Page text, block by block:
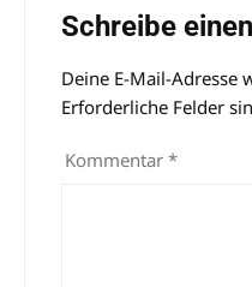
Schreibe
Deine E-Mail-Adresse
Erforderliche Felder
Kommentar *
Alternative: